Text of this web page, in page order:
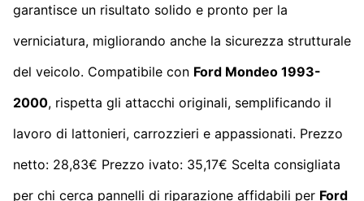
garantisce un risultato solido e pronto per la
verniciatura, migliorando anche la sicurezza strutturale
del veicolo. Compatibile con Ford Mondeo 1993-
2000, rispetta gli attacchi originali, semplificando il
lavoro di lattonieri, carrozzieri e appassionati. Prezzo
netto: 28,83€ Prezzo ivato: 35,17€ Scelta consigliata
per chi cerca pannelli di riparazione affidabili per Ford